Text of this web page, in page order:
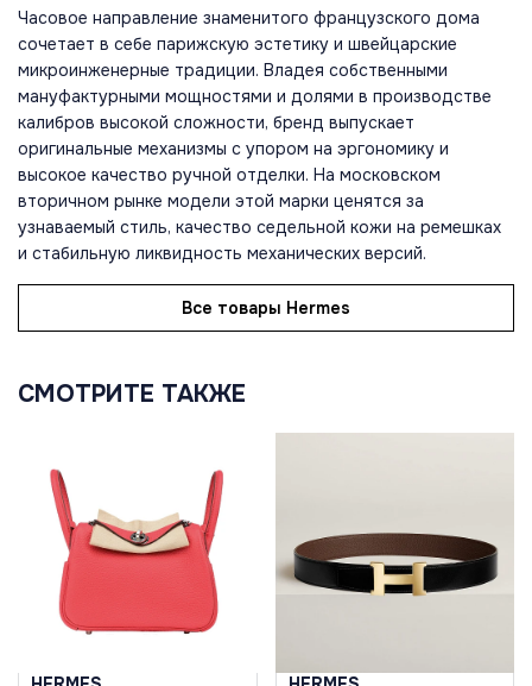
Часовое направление знаменитого французского дома
сочетает в себе парижскую эстетику и швейцарские
микроинженерные традиции. Владея собственными
мануфактурными мощностями и долями в производстве
калибров высокой сложности, бренд выпускает
оригинальные механизмы с упором на эргономику и
высокое качество ручной отделки. На московском
вторичном рынке модели этой марки ценятся за
узнаваемый стиль, качество седельной кожи на ремешках
и стабильную ликвидность механических версий.
Все товары Hermes
СМОТРИТЕ ТАКЖЕ